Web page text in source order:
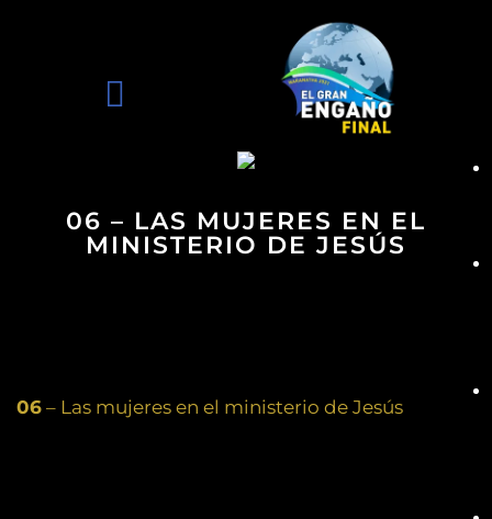
06 – LAS MUJERES EN EL
MINISTERIO DE JESÚS
06 – Las mujeres en el ministerio de Jesús